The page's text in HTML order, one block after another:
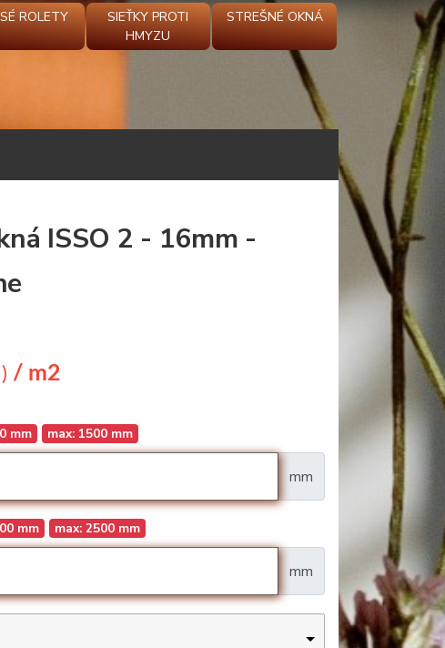
ROLETY
SIEŤKY PROTI
HMYZU
STREŠNÉ OKNÁ
ISSO 2 - 16mm -
/ m2
mm max: 1500 mm
mm
mm max: 2500 mm
mm